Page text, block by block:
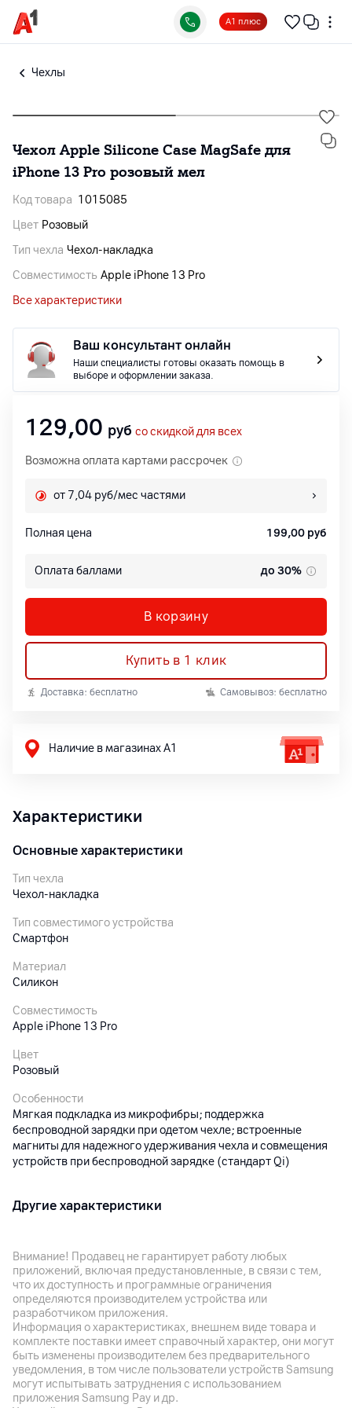
А1 плюс
Чехлы
Чехол Apple Silicone Case MagSafe для
iPhone 13 Pro розовый мел
Код товара 1015085
Цвет Розовый
Тип чехла Чехол-накладка
Совместимость Apple iPhone 13 Pro
Все характеристики
Ваш консультант онлайн
Наши специалисты готовы оказать помощь в
выборе и оформлении заказа.
129,00 руб со скидкой для всех
Возможна оплата картами рассрочек
от 7,04 руб/мес частями
Полная цена 199,00 руб
Оплата баллами до 30%
В корзину
Купить в 1 клик
Доставка: бесплатно Самовывоз: бесплатно
Наличие в магазинах А1
Характеристики
Основные характеристики
Тип чехла
Чехол-накладка
Тип совместимого устройства
Смартфон
Материал
Силикон
Совместимость
Apple iPhone 13 Pro
Цвет
Розовый
Особенности
Мягкая подкладка из микрофибры; поддержка
беспроводной зарядки при одетом чехле; встроенные
магниты для надежного удерживания чехла и совмещения
устройств при беспроводной зарядке (стандарт Qi)
Другие характеристики
12
Импортер
СЗАО "Асбис" 223021 Беларусь, Минский район,
Щомыслицкий с/с, район агрогородка Озерцо 31, пом.27
Производитель
компания Эппл Инк, 1 Инфинит Луп, Купертино, CA 95014
США
Комплект поставки
Внимание! Продавец не гарантирует работу любых
приложений, включая предустановленные, в связи с тем,
что их доступность и программные ограничения
определяются производителем устройства или
разработчиком приложения.
Информация о характеристиках, внешнем виде товара и
комплекте поставки имеет справочный характер, они могут
быть изменены производителем без предварительного
уведомления, в том числе пользователи устройств Samsung
могут испытывать затруднения с использованием
приложения Samsung Pay и др.